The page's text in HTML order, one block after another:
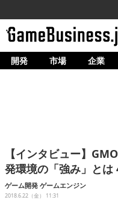
ホーム
企業動向
人材育成
開発 市場 企業
【インタビュー】
発環境の「強み」とは
ゲーム開発 ゲームエンジン
2018.6.22（金） 11:31